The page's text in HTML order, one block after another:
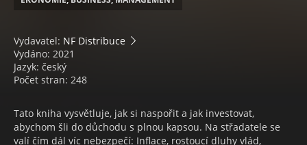
Vydavatel: NF Distribuce
Vydáno: 2021
Jazyk: český
Počet stran: 248
Tato kniha vysvětluje, jak si naspořit a jak investovat,
abychom šli do důchodu s plnou kapsou. Na střadatele se
valí čím dál víc nebezpečí: Inflace, rostoucí dluhy vlád,